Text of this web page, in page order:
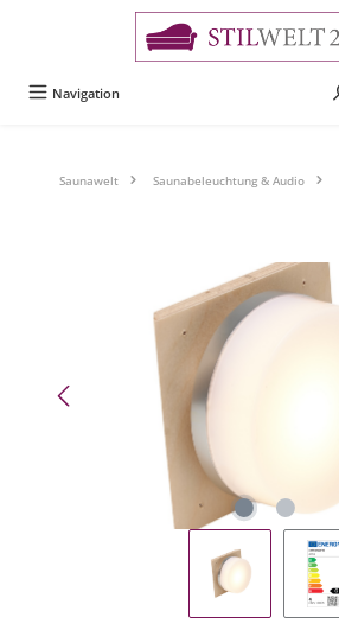
Navigation
Saunawelt Saunabeleuchtung & Audio